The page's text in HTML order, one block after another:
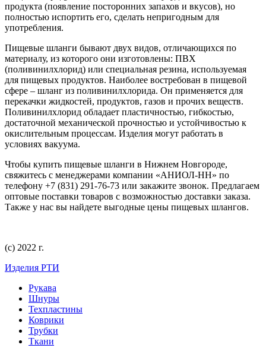
продукта (появление посторонних запахов и вкусов), но
полностью испортить его, сделать непригодным для
употребления.
Пищевые шланги бывают двух видов, отличающихся по
материалу, из которого они изготовлены: ПВХ
(поливинилхлорид) или специальная резина, используемая
для пищевых продуктов. Наиболее востребован в пищевой
сфере – шланг из поливинилхлорида. Он применяется для
перекачки жидкостей, продуктов, газов и прочих веществ.
Поливинилхлорид обладает пластичностью, гибкостью,
достаточной механической прочностью и устойчивостью к
окислительным процессам. Изделия могут работать в
условиях вакуума.
Чтобы купить пищевые шланги в Нижнем Новгороде,
свяжитесь с менеджерами компании «АНИОЛ-НН» по
телефону +7 (831) 291-76-73 или закажите звонок. Предлагаем
оптовые поставки товаров с возможностью доставки заказа.
Также у нас вы найдете выгодные цены пищевых шлангов.
(с) 2022 г.
Изделия РТИ
Рукава
Шнуры
Техпластины
Коврики
Трубки
Ткани